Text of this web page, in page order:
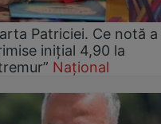
Patriciei. Ce notă a
inițial 4,90 la
Național